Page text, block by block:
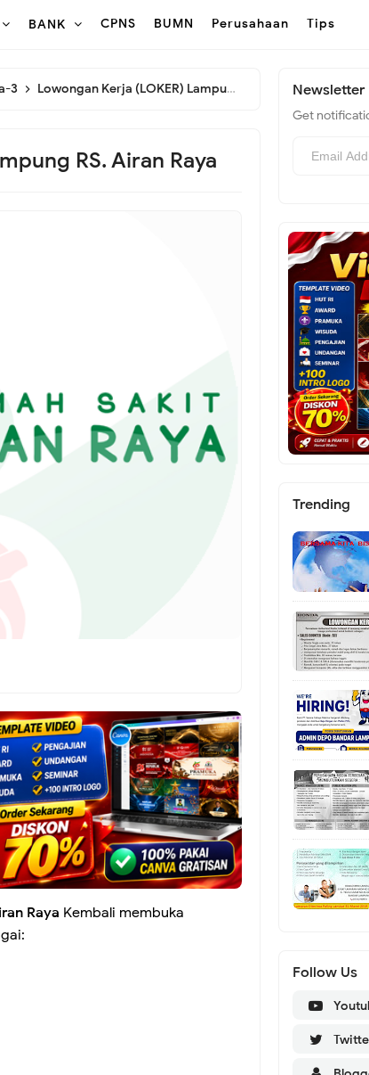
BANK CPNS BUMN Perusahaan Tips
3 Lowongan Kerja (LOKER) Lampung RS. Airan Raya
RS. Airan Raya
Raya Kembali membuka
Newsletter
Get
Trending
Follow Us